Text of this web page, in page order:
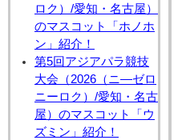
ロク）/愛知・名古屋）
のマスコット「ホノホ
ン」紹介！
第5回アジアパラ競技
大会（2026（ニ―ゼロ
ニーロク）/愛知・名古
屋）のマスコット「ウ
ズミン」紹介！